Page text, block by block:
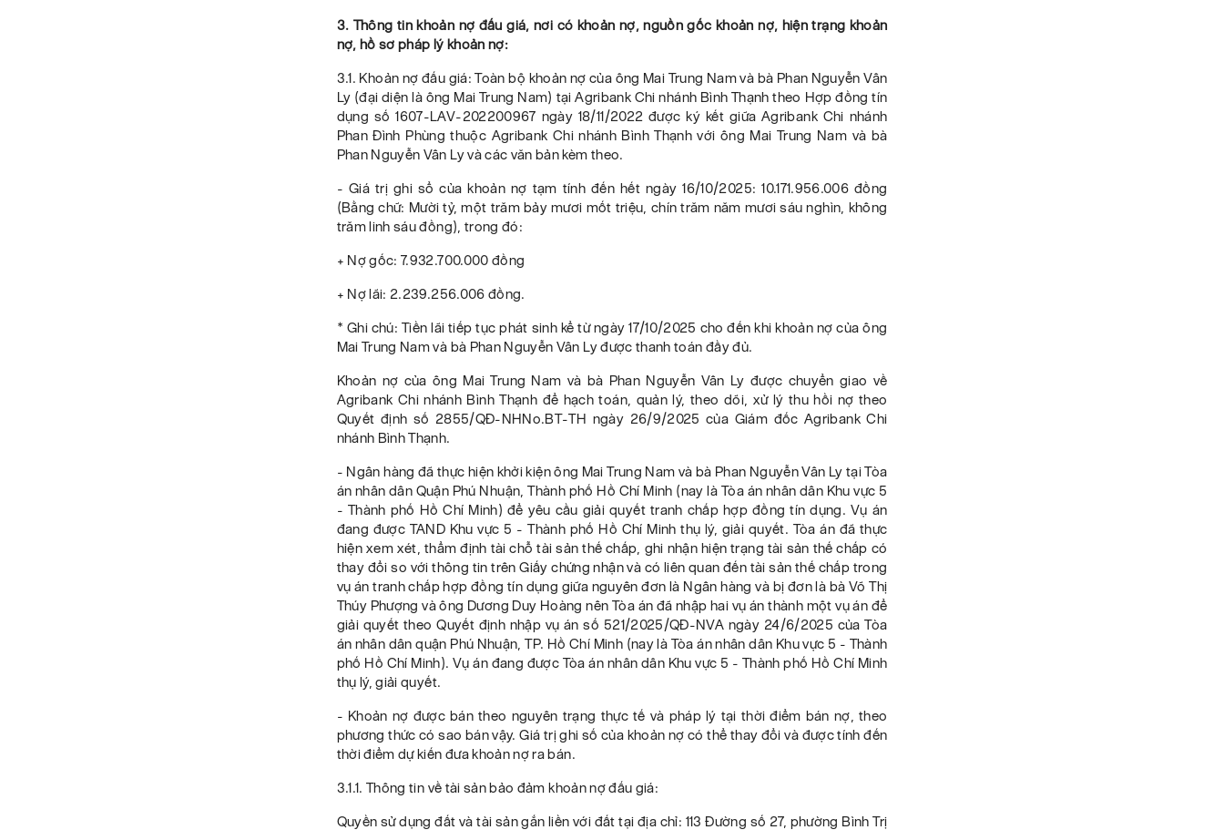
3. Thông tin khoản nợ đấu giá, nơi có khoản nợ, nguồn gốc khoản nợ, hiện trạng khoản
nợ, hồ sơ pháp lý khoản nợ:
3.1. Khoản nợ đấu giá: Toàn bộ khoản nợ của ông Mai Trung Nam và bà Phan Nguyễn Vân
Ly (đại diện là ông Mai Trung Nam) tại Agribank Chi nhánh Bình Thạnh theo Hợp đồng tín
dụng số 1607-LAV-202200967 ngày 18/11/2022 được ký kết giữa Agribank Chi nhánh
Phan Đình Phùng thuộc Agribank Chi nhánh Bình Thạnh với ông Mai Trung Nam và bà
Phan Nguyễn Vân Ly và các văn bản kèm theo.
- Giá trị ghi sổ của khoản nợ tạm tính đến hết ngày 16/10/2025: 10.171.956.006 đồng
(Bằng chữ: Mười tỷ, một trăm bảy mươi mốt triệu, chín trăm năm mươi sáu nghìn, không
trăm linh sáu đồng), trong đó:
+ Nợ gốc: 7.932.700.000 đồng
+ Nợ lãi: 2.239.256.006 đồng.
* Ghi chú: Tiền lãi tiếp tục phát sinh kể từ ngày 17/10/2025 cho đến khi khoản nợ của ông
Mai Trung Nam và bà Phan Nguyễn Vân Ly được thanh toán đầy đủ.
Khoản nợ của ông Mai Trung Nam và bà Phan Nguyễn Vân Ly được chuyển giao về
Agribank Chi nhánh Bình Thạnh để hạch toán, quản lý, theo dõi, xử lý thu hồi nợ theo
Quyết định số 2855/QĐ-NHNo.BT-TH ngày 26/9/2025 của Giám đốc Agribank Chi
nhánh Bình Thạnh.
- Ngân hàng đã thực hiện khởi kiện ông Mai Trung Nam và bà Phan Nguyễn Vân Ly tại Tòa
án nhân dân Quận Phú Nhuận, Thành phố Hồ Chí Minh (nay là Tòa án nhân dân Khu vực 5
- Thành phố Hồ Chí Minh) để yêu cầu giải quyết tranh chấp hợp đồng tín dụng. Vụ án
đang được TAND Khu vực 5 - Thành phố Hồ Chí Minh thụ lý, giải quyết. Tòa án đã thực
hiện xem xét, thẩm định tài chỗ tài sản thế chấp, ghi nhận hiện trạng tài sản thế chấp có
thay đổi so với thông tin trên Giấy chứng nhận và có liên quan đến tài sản thế chấp trong
vụ án tranh chấp hợp đồng tín dụng giữa nguyên đơn là Ngân hàng và bị đơn là bà Võ Thị
Thúy Phượng và ông Dương Duy Hoàng nên Tòa án đã nhập hai vụ án thành một vụ án để
giải quyết theo Quyết định nhập vụ án số 521/2025/QĐ-NVA ngày 24/6/2025 của Tòa
án nhân dân quận Phú Nhuận, TP. Hồ Chí Minh (nay là Tòa án nhân dân Khu vực 5 - Thành
phố Hồ Chí Minh). Vụ án đang được Tòa án nhân dân Khu vực 5 - Thành phố Hồ Chí Minh
thụ lý, giải quyết.
- Khoản nợ được bán theo nguyên trạng thực tế và pháp lý tại thời điểm bán nợ, theo
phương thức có sao bán vậy. Giá trị ghi số của khoản nợ có thể thay đổi và được tính đến
thời điểm dự kiến đưa khoản nợ ra bán.
3.1.1. Thông tin về tài sản bảo đảm khoản nợ đấu giá:
Quyền sử dụng đất và tài sản gắn liền với đất tại địa chỉ: 113 Đường số 27, phường Bình Trị